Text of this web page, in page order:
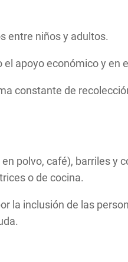
entre niños y adultos.
apoyo económico y en
constante de
polvo, café), barriles y
o de cocina.
la inclusión de las